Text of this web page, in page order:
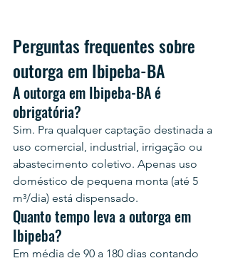
Perguntas frequentes sobre
outorga em Ibipeba-BA
A outorga em Ibipeba-BA é
obrigatória?
Sim. Pra qualquer captação destinada a
uso comercial, industrial, irrigação ou
abastecimento coletivo. Apenas uso
doméstico de pequena monta (até 5
m³/dia) está dispensado.
Quanto tempo leva a outorga em
Ibipeba?
Em média de 90 a 180 dias contando